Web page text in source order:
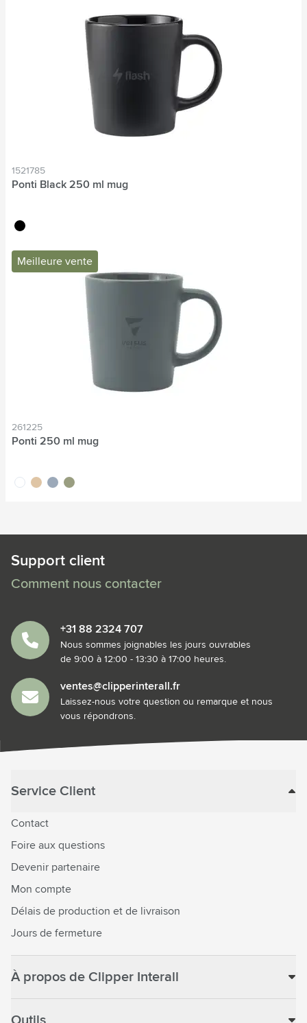
1521785
Ponti Black 250 ml mug
noir
Meilleure vente
261225
Ponti 250 ml mug
blancsablegris vert
Support client
Comment nous contacter
+31 88 2324 707
Nous sommes joignables les jours ouvrables
de 9:00 à 12:00 - 13:30 à 17:00 heures.
ventes@clipperinterall.fr
Laissez-nous votre question ou remarque et nous
vous répondrons.
Service Client
Contact
Foire aux questions
Devenir partenaire
Mon compte
Délais de production et de livraison
Jours de fermeture
À propos de Clipper Interall
Outils